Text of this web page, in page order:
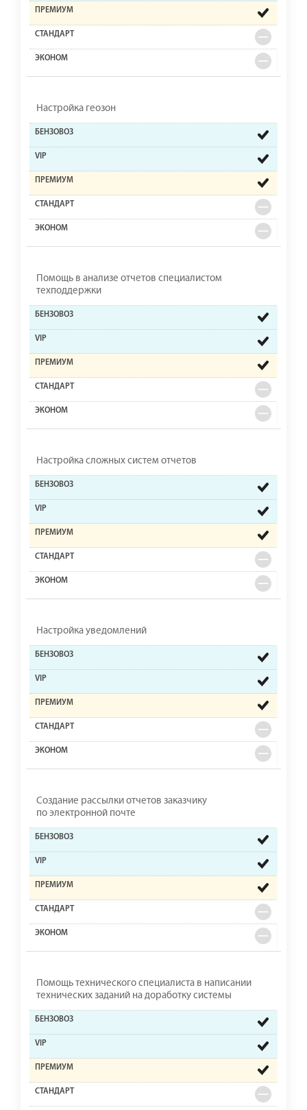
Настройка геозон
Помощь в анализе отчетов специалистом
техподдержки
Настройка сложных систем отчетов
Настройка уведомлений
Создание рассылки отчетов заказчику
по электронной почте
Помощь технического специалиста в написании
технических заданий на доработку системы